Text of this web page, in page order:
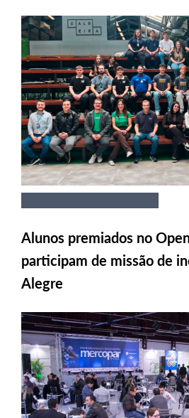
Alunos premiados no
participam de missão de
Alegre